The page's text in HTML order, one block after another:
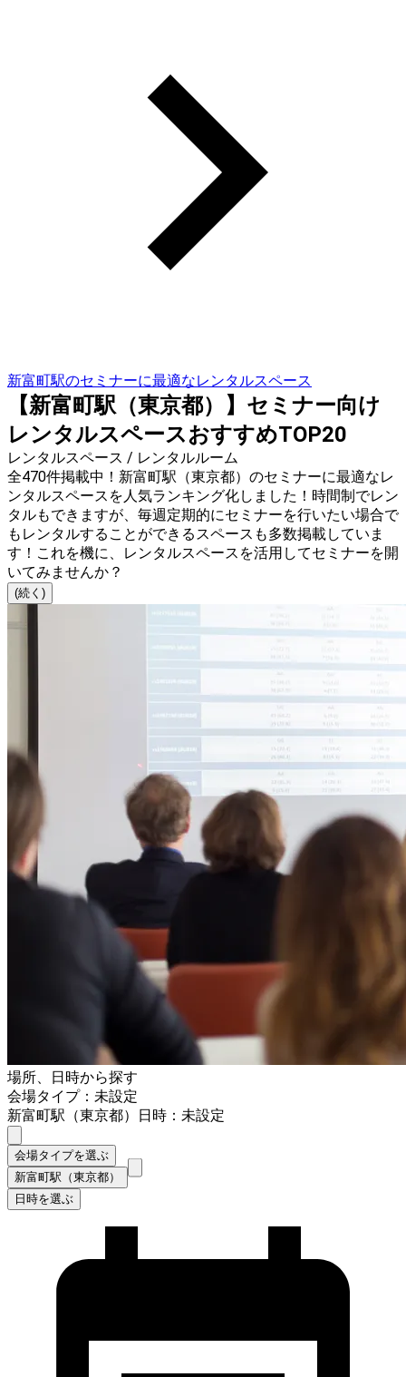
新富町駅のセミナーに最適なレンタルスペース
【新富町駅（東京都）】セミナー向け
レンタルスペースおすすめTOP20
レンタルスペース / レンタルルーム
全470件掲載中！新富町駅（東京都）のセミナーに最適なレ
ンタルスペースを人気ランキング化しました！時間制でレン
タルもできますが、毎週定期的にセミナーを行いたい場合で
もレンタルすることができるスペースも多数掲載していま
す！これを機に、レンタルスペースを活用してセミナーを開
いてみませんか？
(続く)
場所、日時から探す
会場タイプ：未設定
新富町駅（東京都）
日時：未設定
会場タイプを選ぶ
新富町駅（東京都）
日時を選ぶ